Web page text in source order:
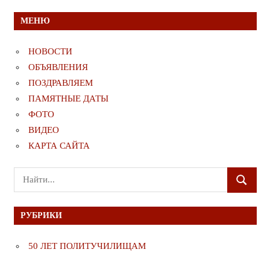
МЕНЮ
НОВОСТИ
ОБЪЯВЛЕНИЯ
ПОЗДРАВЛЯЕМ
ПАМЯТНЫЕ ДАТЫ
ФОТО
ВИДЕО
КАРТА САЙТА
Поиск
для:
ПОИСК
РУБРИКИ
50 ЛЕТ ПОЛИТУЧИЛИЩАМ